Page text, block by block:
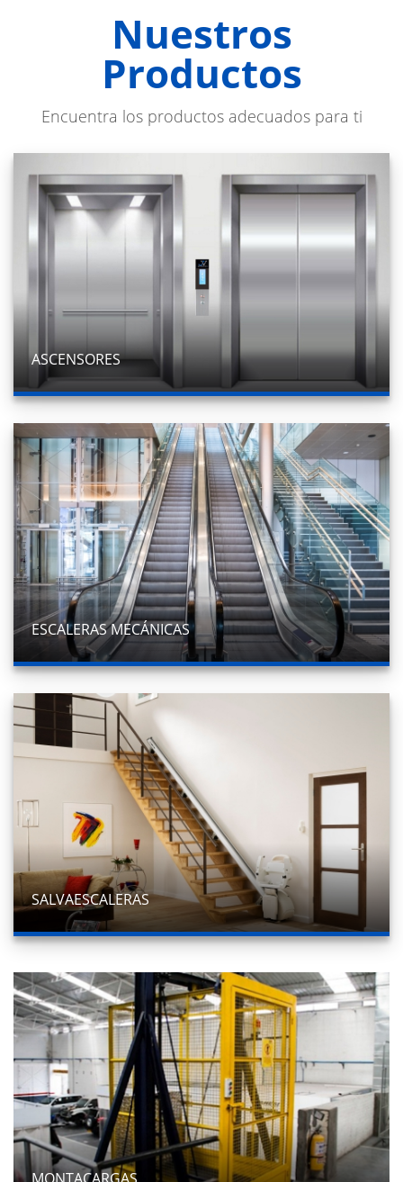
Nuestros
Productos
Encuentra los productos adecuados para ti
ASCENSORES
ESCALERAS MECÁNICAS
SALVAESCALERAS